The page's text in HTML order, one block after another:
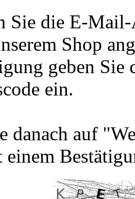
Sie die E-
Shop
geben Sie
ein.
danach auf